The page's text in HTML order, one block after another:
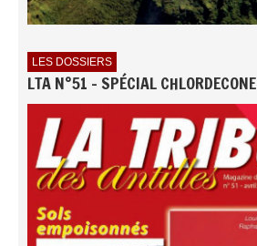
LES DOSSIERS
LTA N°51 - SPÉCIAL CHLORDECONE